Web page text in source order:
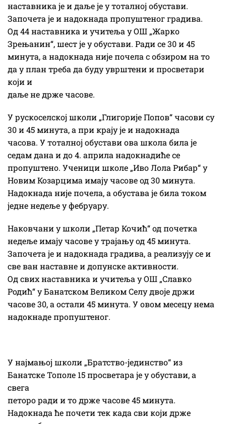
наставника је и даље је у тоталној обустави.
Започета је и надокнада пропуштеног градива.
Од 44 наставника и учитеља у ОШ „Жарко
Зрењанин“, шест је у обустави. Ради се 30 и 45
минута, а надокнада није почела с обзиром на то
да у план треба да буду уврштени и просветари
који и
даље не држе часове.
У рускоселској школи „Глигорије Попов“ часови су
30 и 45 минута, а при крају је и надокнада
часова. У тоталној обустави ова школа била је
седам дана и до 4. априла надокнадиће се
пропуштено. Ученици школе „Иво Лола Рибар“ у
Новим Козарцима имају часове од 30 минута.
Надокнада није почела, а обустава је била током
једне недеље у фебруару.
Наковчани у школи „Петар Кочић“ од почетка
недеље имају часове у трајању од 45 минута.
Започета је и надокнада градива, а реализују се и
све ван наставне и допунске активности.
Од свих наставника и учитеља у ОШ „Славко
Родић“ у Банатском Великом Селу двоје држи
часове 30, а остали 45 минута. У овом месецу нема
надокнаде пропуштеног.
У најмањој школи „Братство-јединство“ из
Банатске Тополе 15 просветара је у обустави, а
свега
петоро ради и то држе часове 45 минута.
Надокнада ће почети тек када сви који држе